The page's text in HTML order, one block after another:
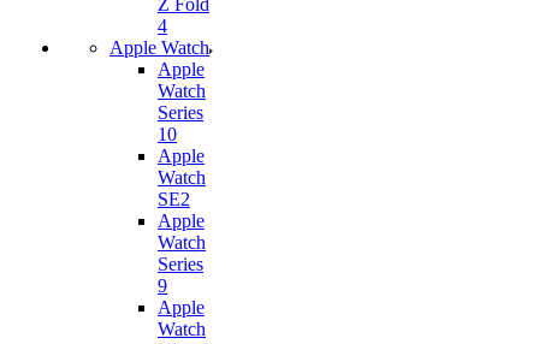
Z Fold
4
Apple Watch
Apple
Watch
Series
10
Apple
Watch
SE2
Apple
Watch
Series
9
Apple
Watch